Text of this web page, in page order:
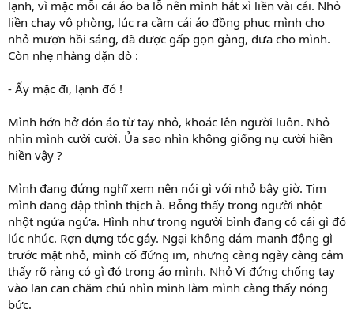
lạnh, vì mặc mỗi cái áo ba lỗ nên mình hắt xì liền vài cái. Nhỏ
liền chạy vô phòng, lúc ra cầm cái áo đồng phục mình cho
nhỏ mượn hồi sáng, đã được gấp gọn gàng, đưa cho mình.
Còn nhẹ nhàng dặn dò :
- Ấy mặc đi, lạnh đó !
Mình hớn hở đón áo từ tay nhỏ, khoác lên người luôn. Nhỏ
nhìn mình cười cười. Ủa sao nhìn không giống nụ cười hiền
hiền vậy ?
Mình đang đứng nghĩ xem nên nói gì với nhỏ bây giờ. Tim
mình đang đập thình thịch à. Bỗng thấy trong người nhột
nhột ngứa ngứa. Hình như trong người bình đang có cái gì đó
lúc nhúc. Rợn dựng tóc gáy. Ngại không dám manh động gì
trước mặt nhỏ, mình cố đứng im, nhưng càng ngày càng cảm
thấy rõ ràng có gì đó trong áo mình. Nhỏ Vi đứng chống tay
vào lan can chăm chú nhìn mình làm mình càng thấy nóng
bức.